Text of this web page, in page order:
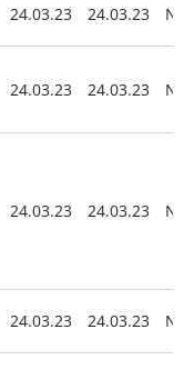
24.03.23 24.03.23
24.03.23 24.03.23
24.03.23 24.03.23
24.03.23 24.03.23